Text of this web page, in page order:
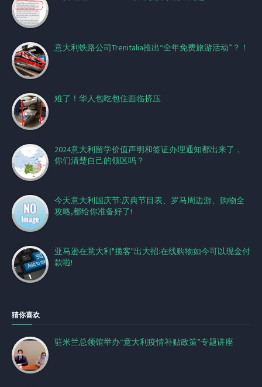
意大利铁路公司Trenitalia推出“全年免费旅游活动”？！
难了！华人包吃包住面临挤压
2024意大利留学价值声明和签证办理通知都出来了，
你们清楚自己的领区吗？
今天意大利国庆节:庆典节目表、罗马周边游、购物全
攻略,都给你准备好了!
亚马逊在意大利"揽客"出大招:在线购物如今可以现金付
款啦!
猜你喜欢
驻米兰总领馆举办“意大利疫情补贴政策”专题讲座